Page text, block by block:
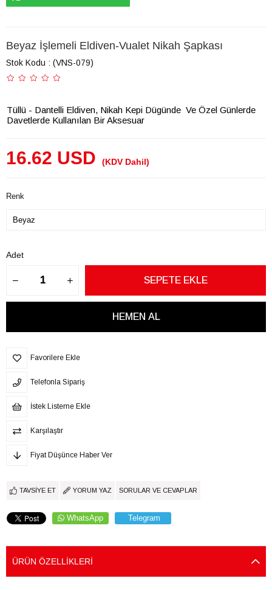
Beyaz İşlemeli Eldiven-Vualet Nikah Şapkası
Stok Kodu (VNS-079)
Tüllü - Dantelli Eldiven, Nikah Kepi Dügünde Ve Özel Günlerde
Davetlerde Kullanılan Bir Aksesuar
16.62 USD (KDV Dahil)
Renk
Adet
Favorilere Ekle
Telefonla Sipariş
İstek Listeme Ekle
Karşılaştır
Fiyat Düşünce Haber Ver
TAVSIYE ET YORUM YAZ SORULAR VE CEVAPLAR
WhatsApp Telegram
ÜRÜN ÖZELLIKLERI